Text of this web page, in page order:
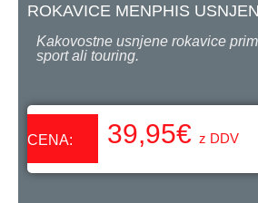
ROKAVICE MENPHIS
Kakovostne usnjene rokavice
sport ali touring.
CENA: 39,95€ z DDV